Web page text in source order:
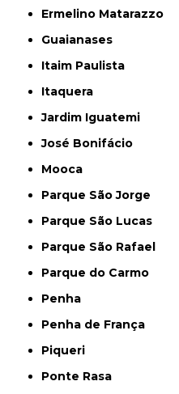
Ermelino Matarazzo
Guaianases
Itaim Paulista
Itaquera
Jardim Iguatemi
José Bonifácio
Mooca
Parque São Jorge
Parque São Lucas
Parque São Rafael
Parque do Carmo
Penha
Penha de França
Piqueri
Ponte Rasa